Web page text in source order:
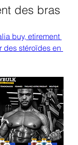
des bras
buy, etirement
des stéroïdes en